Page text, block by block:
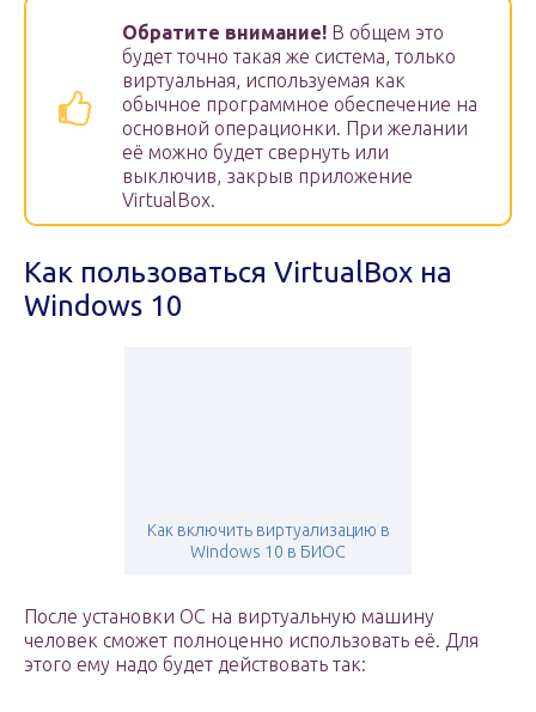
Обратите внимание! В общем это
будет точно такая же система, только
виртуальная, используемая как
обычное программное обеспечение на
основной операционки. При желании
её можно будет свернуть или
выключив, закрыв приложение
VirtualBox.
Как пользоваться VirtualBox на
Windows 10
Как включить виртуализацию в
Windows 10 в БИОС
После установки ОС на виртуальную машину
человек сможет полноценно использовать её. Для
этого ему надо будет действовать так: